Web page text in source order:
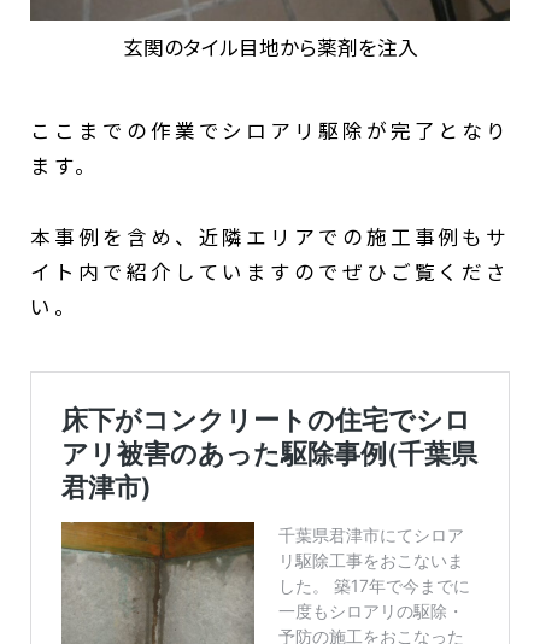
玄関のタイル目地から薬剤を注入
ここまでの作業でシロアリ駆除が完了となり
ます。
本事例を含め、近隣エリアでの施工事例もサ
イト内で紹介していますのでぜひご覧くださ
い。